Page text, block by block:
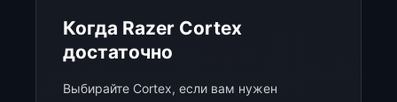
Когда Razer Cortex
достаточно
Выбирайте Cortex, если вам нужен